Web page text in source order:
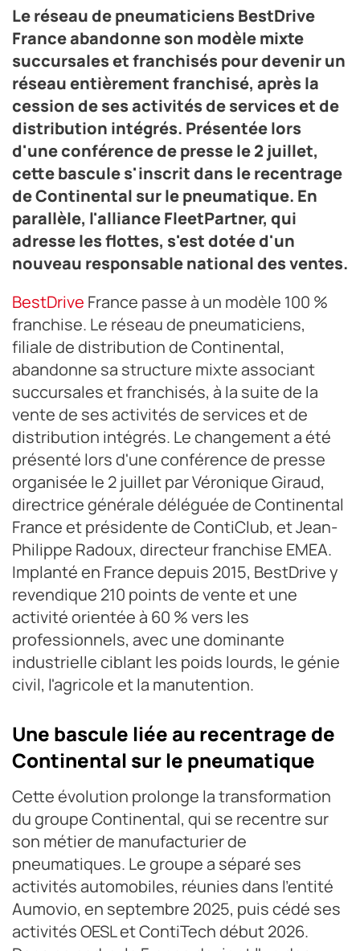
flottes, s'est dotée d'un nouveau responsable national
des ventes.
Crédit photo BestDrive
Le réseau de pneumaticiens BestDrive
France abandonne son modèle mixte
succursales et franchisés pour devenir un
réseau entièrement franchisé, après la
cession de ses activités de services et de
distribution intégrés. Présentée lors
d'une conférence de presse le 2 juillet,
cette bascule s'inscrit dans le recentrage
de Continental sur le pneumatique. En
parallèle, l'alliance FleetPartner, qui
adresse les flottes, s'est dotée d'un
nouveau responsable national des ventes.
BestDrive France passe à un modèle 100 %
franchise. Le réseau de pneumaticiens,
filiale de distribution de Continental,
abandonne sa structure mixte associant
succursales et franchisés, à la suite de la
vente de ses activités de services et de
distribution intégrés. Le changement a été
présenté lors d'une conférence de presse
organisée le 2 juillet par Véronique Giraud,
directrice générale déléguée de Continental
France et présidente de ContiClub, et Jean-
Philippe Radoux, directeur franchise EMEA.
Implanté en France depuis 2015, BestDrive y
revendique 210 points de vente et une
activité orientée à 60 % vers les
professionnels, avec une dominante
industrielle ciblant les poids lourds, le génie
civil, l'agricole et la manutention.
Une bascule liée au recentrage de
Continental sur le pneumatique
Cette évolution prolonge la transformation
du groupe Continental, qui se recentre sur
son métier de manufacturier de
pneumatiques. Le groupe a séparé ses
activités automobiles, réunies dans l'entité
Aumovio, en septembre 2025, puis cédé ses
activités OESL et ContiTech début 2026.